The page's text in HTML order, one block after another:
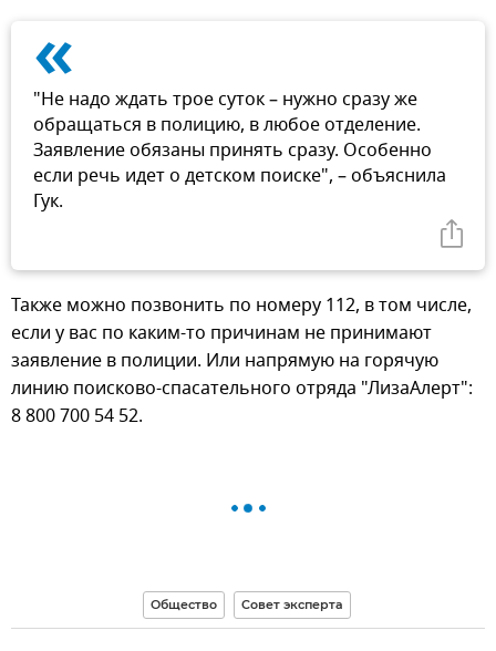
«
"Не надо ждать трое суток – нужно сразу же
обращаться в полицию, в любое отделение.
Заявление обязаны принять сразу. Особенно
если речь идет о детском поиске", – объяснила
Гук.
Также можно позвонить по номеру 112, в том числе,
если у вас по каким-то причинам не принимают
заявление в полиции. Или напрямую на горячую
линию поисково-спасательного отряда "ЛизаАлерт":
8 800 700 54 52.
Общество Совет эксперта